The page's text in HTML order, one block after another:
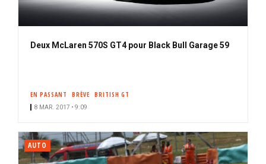
Deux McLaren 570S GT4 pour Black Bull Garage 59
EN PASSANT BRÈVE BRITISH GT
8 MAR. 2017 • 9:09
AUTO